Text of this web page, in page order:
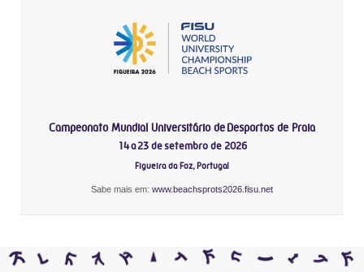
Campeonato Mundial Universitário de Desportos de Praia
14 a 23 de setembro de 2026
Figueira da Foz, Portugal
Sabe mais em: www.beachsprots2026.fisu.net